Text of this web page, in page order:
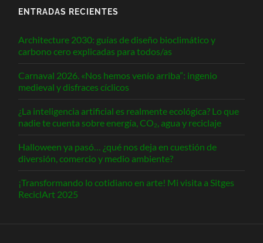
ENTRADAS RECIENTES
Architecture 2030: guías de diseño bioclimático y
carbono cero explicadas para todos/as
Carnaval 2026. «Nos hemos venío arriba”: ingenio
medieval y disfraces cíclicos
¿La inteligencia artificial es realmente ecológica? Lo que
nadie te cuenta sobre energía, CO₂, agua y reciclaje
Halloween ya pasó… ¿qué nos deja en cuestión de
diversión, comercio y medio ambiente?
¡Transformando lo cotidiano en arte! Mi visita a Sitges
ReciclArt 2025